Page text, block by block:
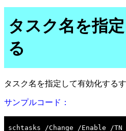
タスク名を指
る
タスク名を指定して有効化する
サンプルコード：